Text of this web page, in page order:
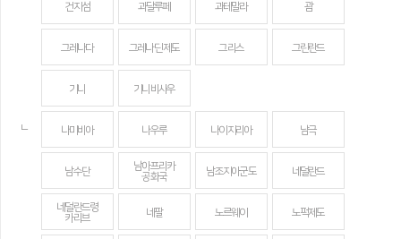
건지섬 과달루페 과테말라 괌
그레나다 그레나딘 제도 그리스 그린란드
기니 기니비사우
ㄴ 나미비아 나우루 나이지리아 남극
남수단
남아프리카
공화국
남조지아군도 네덜란드
네덜란드령
카리브
네팔 노르웨이 노퍽제도